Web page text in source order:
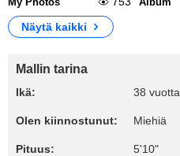
Näytä kaikki
Mallin tarina
Ikä: 38 vuotta
Olen kiinnostunut: Miehiä
Pituus: 5'10"